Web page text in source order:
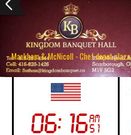
Markham & McNicoll - Chef depot plaza
UK (London)